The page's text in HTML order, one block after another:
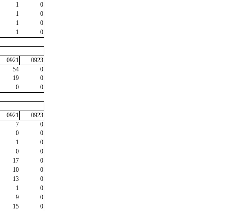
1
0
1
0
1
0
1
0
0921
0923
54
0
19
0
0
0
0921
0923
7
0
0
0
1
0
0
0
17
0
10
0
13
0
1
0
9
0
15
0